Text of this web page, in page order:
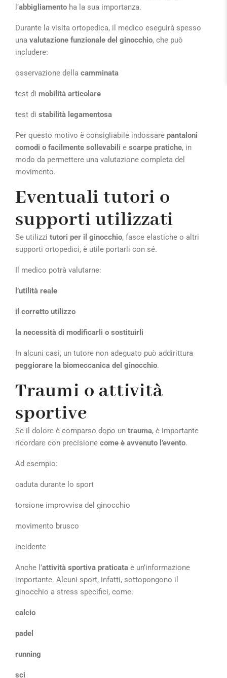
l’abbigliamento ha la sua importanza.
Durante la visita ortopedica, il medico eseguirà spesso
una valutazione funzionale del ginocchio, che può
includere:
osservazione della camminata
test di mobilità articolare
test di stabilità legamentosa
Per questo motivo è consigliabile indossare pantaloni
comodi o facilmente sollevabili e scarpe pratiche, in
modo da permettere una valutazione completa del
movimento.
Eventuali tutori o
supporti utilizzati
Se utilizzi tutori per il ginocchio, fasce elastiche o altri
supporti ortopedici, è utile portarli con sé.
Il medico potrà valutarne:
l’utilità reale
il corretto utilizzo
la necessità di modificarli o sostituirli
In alcuni casi, un tutore non adeguato può addirittura
peggiorare la biomeccanica del ginocchio.
Traumi o attività
sportive
Se il dolore è comparso dopo un trauma, è importante
ricordare con precisione come è avvenuto l’evento.
Ad esempio:
caduta durante lo sport
torsione improvvisa del ginocchio
movimento brusco
incidente
Anche l’attività sportiva praticata è un’informazione
importante. Alcuni sport, infatti, sottopongono il
ginocchio a stress specifici, come:
calcio
padel
running
sci